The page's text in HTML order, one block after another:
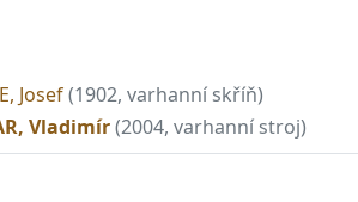
Josef(1902, varhanní skříň)
Vladimír(2004, varhanní stroj)